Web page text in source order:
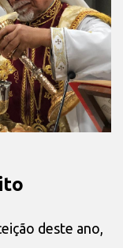
deste ano,